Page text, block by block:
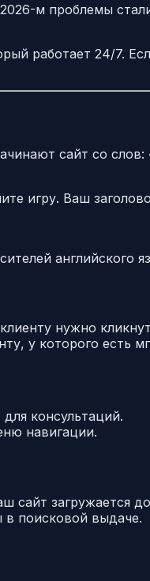
м проблемы
работает 24/7.
сайт со слов:
игру. Ваш
английского
нужно
у которого есть
консультаций.
навигации.
сайт загружается
в поисковой выдаче.